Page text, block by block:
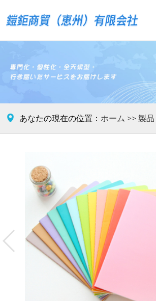
ド
ュ
 あなたの現在の位置： ホーム >> 製品